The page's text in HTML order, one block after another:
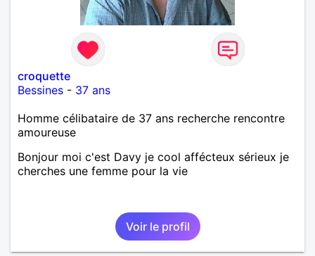
croquette
Bessines - 37 ans
Homme célibataire de 37 ans recherche rencontre
amoureuse
Bonjour moi c'est Davy je cool affécteux sérieux je
cherches une femme pour la vie
Voir le profil